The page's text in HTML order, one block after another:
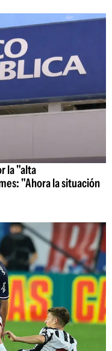
la "alta
"Ahora la situación